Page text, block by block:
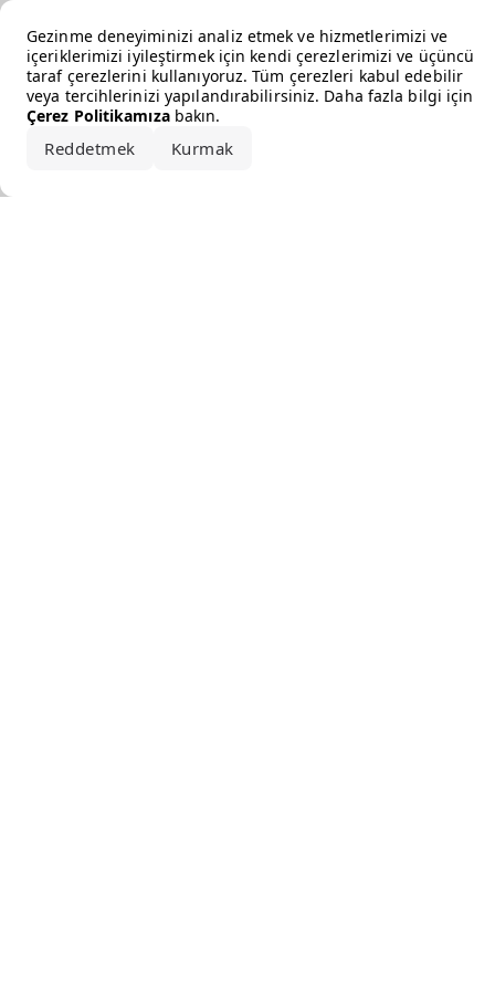
Gezinme deneyiminizi analiz etmek ve hizmetlerimizi ve
içeriklerimizi iyileştirmek için kendi çerezlerimizi ve üçüncü
taraf çerezlerini kullanıyoruz. Tüm çerezleri kabul edebilir
veya tercihlerinizi yapılandırabilirsiniz. Daha fazla bilgi için
Çerez Politikamızabakın.
Reddetmek Kurmak
Error loading the brand